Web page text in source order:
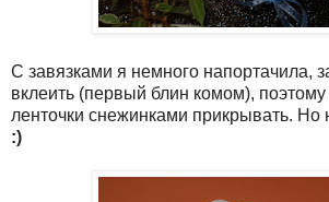
С завязками я немного напортачила,
вклеить (первый блин комом),
ленточки снежинками прикрывать. Но
:)